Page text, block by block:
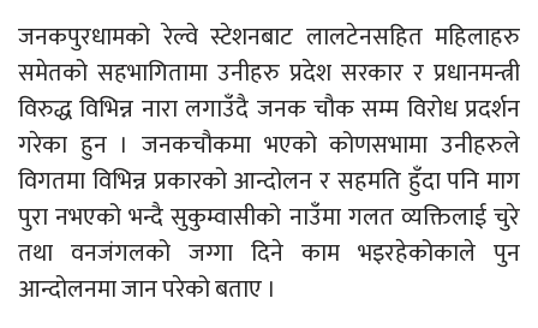
जनकपुरधामको रेल्वे स्टेशनबाट लालटेनसहित महिलाहरु
समेतको सहभागितामा उनीहरु प्रदेश सरकार र प्रधानमन्त्री
विरुद्ध विभिन्न नारा लगाउँदै जनक चौक सम्म विरोध प्रदर्शन
गरेका हुन । जनकचौकमा भएको कोणसभामा उनीहरुले
विगतमा विभिन्न प्रकारको आन्दोलन र सहमति हुँदा पनि माग
पुरा नभएको भन्दै सुकुम्वासीको नाउँमा गलत व्यक्तिलाई चुरे
तथा वनजंगलको जग्गा दिने काम भइरहेकोकाले पुन
आन्दोलनमा जान परेको बताए ।